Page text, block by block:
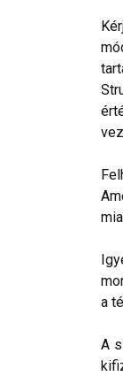
a
A